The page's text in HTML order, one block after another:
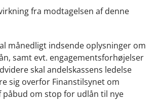
fra modtagelsen af denne
månedligt indsende oplysninger om
samt evt. engagementsforhøjelser
skal andelskassens ledelse
sig overfor Finanstilsynet om
påbud om stop for udlån til nye